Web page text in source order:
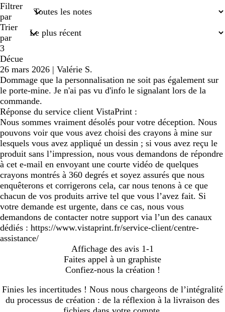
recherches
saisies
Filtrer
par
Trier
par
3
Décue
26 mars 2026 | Valérie S.
Dommage que la personnalisation ne soit pas également sur
le porte-mine. Je n'ai pas vu d'info le signalant lors de la
commande.
Réponse du service client VistaPrint :
Nous sommes vraiment désolés pour votre déception. Nous
pouvons voir que vous avez choisi des crayons à mine sur
lesquels vous avez appliqué un dessin ; si vous avez reçu le
produit sans l’impression, nous vous demandons de répondre
à cet e-mail en envoyant une courte vidéo de quelques
crayons montrés à 360 degrés et soyez assurés que nous
enquêterons et corrigerons cela, car nous tenons à ce que
chacun de vos produits arrive tel que vous l’avez fait. Si
votre demande est urgente, dans ce cas, nous vous
demandons de contacter notre support via l’un des canaux
dédiés : https://www.vistaprint.fr/service-client/centre-
assistance/
Affichage des avis 1-1
Faites appel à un graphiste
Confiez-nous la création !
Finies les incertitudes ! Nous nous chargeons de l’intégralité
du processus de création : de la réflexion à la livraison des